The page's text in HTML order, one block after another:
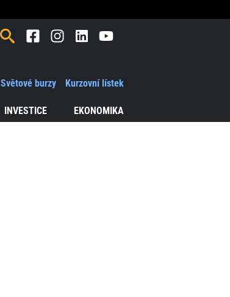
INVESTICE EKONOMIKA
Světové burzy Kurzovní lístek
FacebookInstagramLinkedInYoutube